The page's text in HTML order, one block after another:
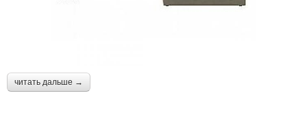
читать дальше →